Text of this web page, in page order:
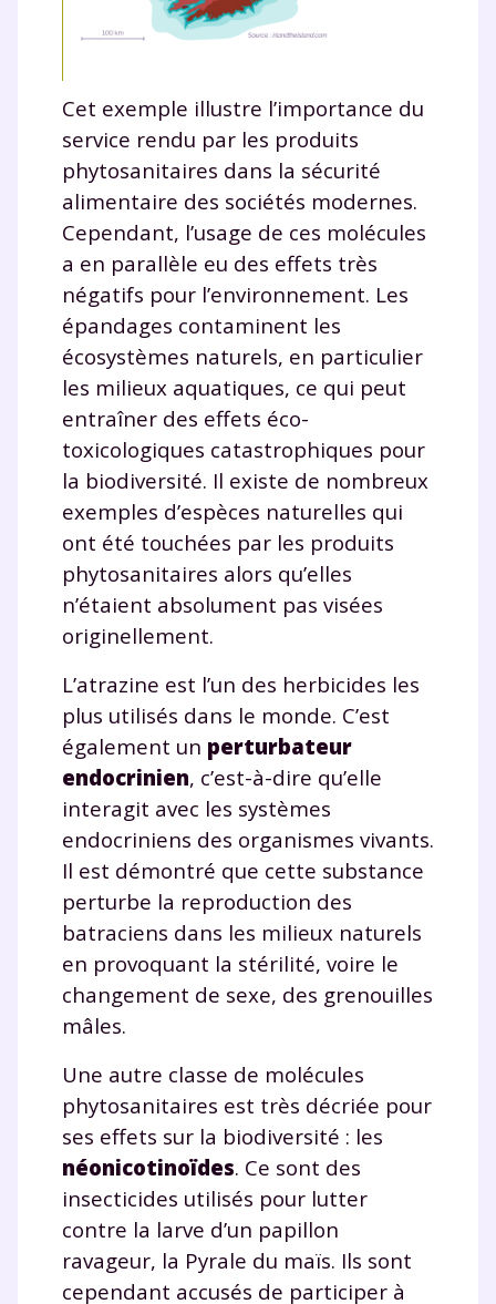
Cet exemple illustre l’importance du
service rendu par les produits
phytosanitaires dans la sécurité
alimentaire des sociétés modernes.
Cependant, l’usage de ces molécules
a en parallèle eu des effets très
négatifs pour l’environnement. Les
épandages contaminent les
écosystèmes naturels, en particulier
les milieux aquatiques, ce qui peut
entraîner des effets éco-
toxicologiques catastrophiques pour
la biodiversité. Il existe de nombreux
exemples d’espèces naturelles qui
ont été touchées par les produits
phytosanitaires alors qu’elles
n’étaient absolument pas visées
originellement.
L’atrazine est l’un des herbicides les
plus utilisés dans le monde. C’est
également un perturbateur
endocrinien, c’est-à-dire qu’elle
interagit avec les systèmes
endocriniens des organismes vivants.
Il est démontré que cette substance
perturbe la reproduction des
batraciens dans les milieux naturels
en provoquant la stérilité, voire le
changement de sexe, des grenouilles
mâles.
Une autre classe de molécules
phytosanitaires est très décriée pour
ses effets sur la biodiversité : les
néonicotinoïdes. Ce sont des
insecticides utilisés pour lutter
contre la larve d’un papillon
ravageur, la Pyrale du maïs. Ils sont
cependant accusés de participer à
communications de la part de
myMaxicours.
vous envoyer notre newsletter. Vous pourrez vous
désinscrire à tout moment, à travers le lien de
désinscription présent dans chaque newsletter. Pour
en savoir plus sur la gestion de vos données
personnelles et pour exercer vos droits, vous pouvez
consulternotre charte.